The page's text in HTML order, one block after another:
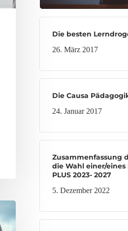
Die besten
26. März 2017
Die Causa
24. Januar 2017
Zusammenfassung
die Wahl einer/eines
PLUS 2023- 2027
5. Dezember 2022